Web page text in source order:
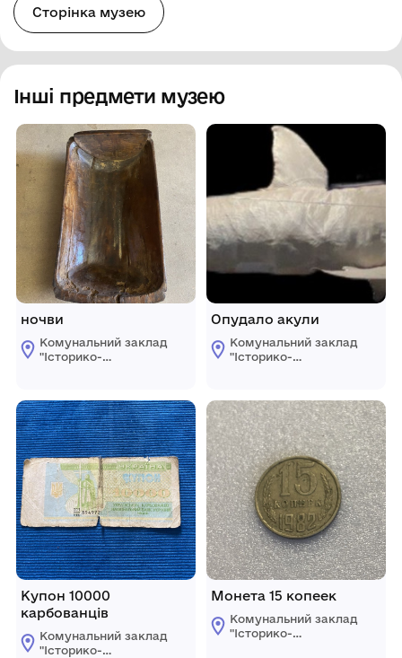
Сторінка музею
Інші предмети музею
ночви
Комунальний заклад
"Історико-
селищної ради"
Березівського
району Одеської
області
Купон 10000
карбованців
Комунальний заклад
"Історико-
Опудало акули
Комунальний заклад
"Історико-
селищної ради"
Березівського
району Одеської
області
Монета 15 копеек
Комунальний заклад
"Історико-